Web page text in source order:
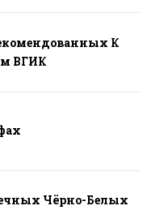
К
ВГИК
Чёрно-Белых